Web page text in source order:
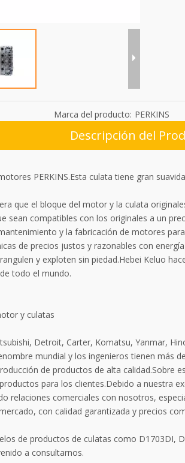
Marca del producto: PERKINS
Descripción del
PERKINS.Esta culata tiene gran
que el bloque del motor y la culata
sean compatibles con los originales a un
y la fabricación de motores
de precios justos y razonables con
y exploten sin piedad.Hebei Keluo
todo el mundo.
y culatas
Detroit, Carter, Komatsu, Yanmar,
mundial y los ingenieros tienen más
de productos de alta calidad.Sobre
para los clientes.Debido a nuestra
relaciones comerciales con nosotros,
con calidad garantizada y precios
de productos de culatas como D1703DI,
a consultarnos.